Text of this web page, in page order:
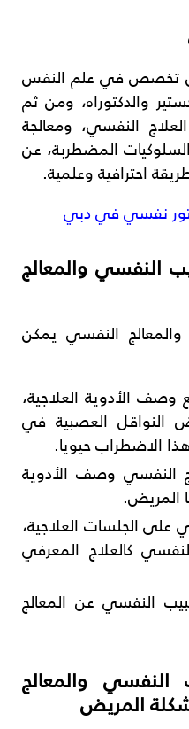
تخصص في علم النفس
والدكتوراه، ومن ثم
النفسي، ومعالجة
المضطربة، عن
احترافية وعلمية.
نفسي في دبي
النفسي والمعالج
النفسي يمكن
الأدوية العلاجية،
النواقل العصبية في
الاضطراب حيويا.
النفسي وصف الأدوية
المريض.
على الجلسات العلاجية،
كالعلاج المعرفي
النفسي عن المعالج
والمعالج
المريض